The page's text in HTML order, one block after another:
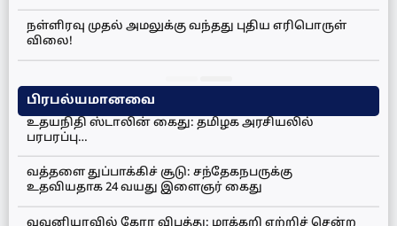
நள்ளிரவு முதல் அமலுக்கு வந்தது புதிய எரிபொருள்
விலை!
பிரபல்யமானவை
உதயநிதி ஸ்டாலின் கைது: தமிழக அரசியலில்
பரபரப்பு…
வத்தளை துப்பாக்கிச் சூடு: சந்தேகநபருக்கு
உதவியதாக 24 வயது இளைஞர் கைது